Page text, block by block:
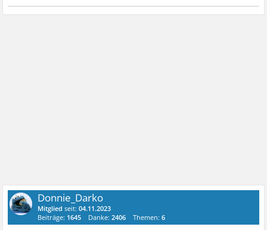
Donnie_Darko
Mitglied seit:04.11.2023
Beiträge: 1645 Danke:2406 Themen:6